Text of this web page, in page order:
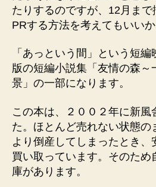
たりするのですが、12月まで
PRする方法を考えてもいい
「あっという間」という短
版の短編小説集「友情の森～
景」の一部になります。
この本は、２００２年に新風
た。ほとんど売れない状態の
より倒産してしまったとき、
買い取っています。そのため
庫があります。